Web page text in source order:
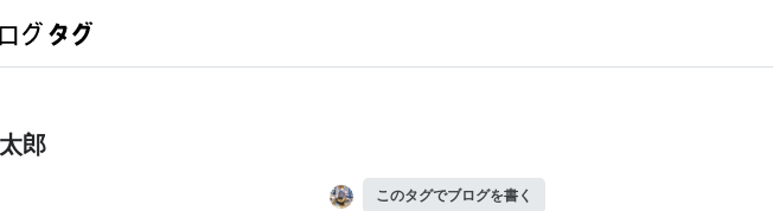
郎
このタグでブログを書く